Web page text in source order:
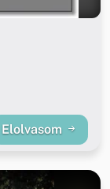
Elolvasom